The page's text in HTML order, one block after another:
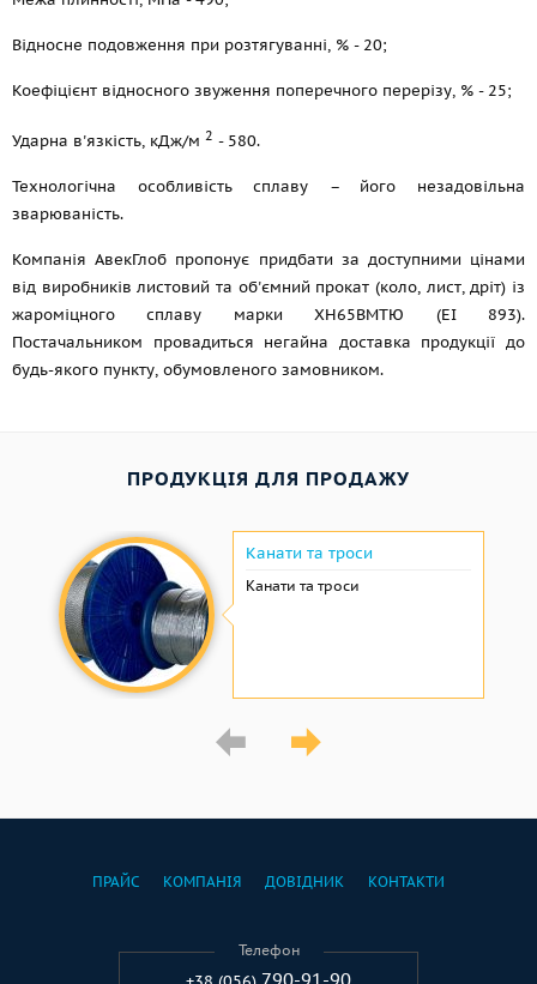
Відносне подовження при розтягуванні, % - 20;
Коефіцієнт відносного звуження поперечного перерізу, % - 25;
Ударна в'язкість, кДж/м 2 - 580.
Технологічна особливість сплаву – його незадовільна
зварюваність.
Компанія АвекГлоб пропонує придбати за доступними цінами
від виробників листовий та об'ємний прокат (коло, лист, дріт) із
жароміцного сплаву марки ХН65ВМТЮ (ЕІ 893).
Постачальником провадиться негайна доставка продукції до
будь-якого пункту, обумовленого замовником.
ПРОДУКЦІЯ ДЛЯ ПРОДАЖУ
Канати та троси
Канати та троси
ПРАЙС КОМПАНІЯ ДОВІДНИК КОНТАКТИ
Телефон